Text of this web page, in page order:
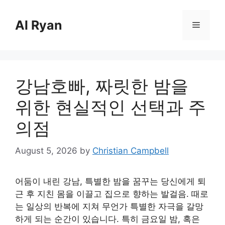
contentAl Ryan Menu
강남호빠, 짜릿한 밤을
위한 현실적인 선택과 주
의점
August 5, 2026 by Christian Campbell
어둠이 내린 강남, 특별한 밤을 꿈꾸는 당신에게 퇴
근 후 지친 몸을 이끌고 집으로 향하는 발걸음. 때로
는 일상의 반복에 지쳐 무언가 특별한 자극을 갈망
하게 되는 순간이 있습니다. 특히 금요일 밤, 혹은